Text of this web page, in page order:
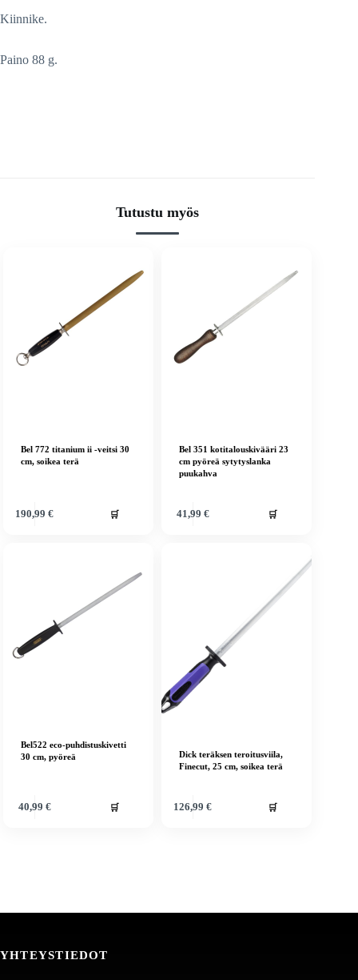
Kiinnike.
Paino 88 g.
Tutustu myös
Bel 772 titanium ii -veitsi 30
cm, soikea terä
190,99€ 🛒
Bel 351 kotitalouskivääri 23
cm pyöreä sytytyslanka
puukahva
41,99 € 🛒
Bel522 eco-puhdistuskivetti
30 cm, pyöreä
40,99 € 🛒
Dick teräksen teroitusviila,
Finecut, 25 cm, soikea terä
126,99€ 🛒
YHTEYSTIEDOT